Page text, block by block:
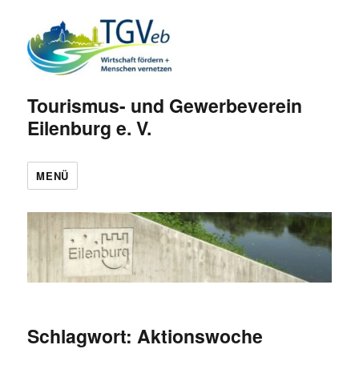
Tourismus- und Gewerbeverein
Eilenburg e. V.
MENÜ
Schlagwort:Aktionswoche